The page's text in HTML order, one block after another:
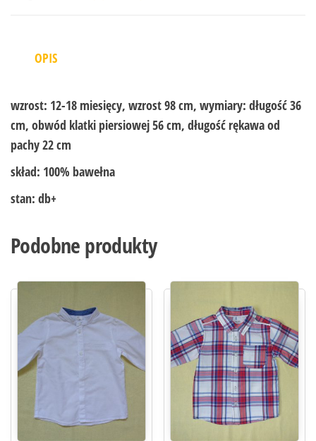
OPIS
wzrost: 12-18 miesięcy, wzrost 98 cm, wymiary: długość 36
cm, obwód klatki piersiowej 56 cm, długość rękawa od
pachy 22 cm
skład: 100% bawełna
stan: db+
Podobne produkty